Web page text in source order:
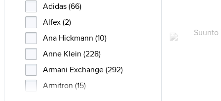
Adidas (66)
Alfex (2)
Ana Hickmann (10)
Anne Klein (228)
Armani Exchange (292)
Armitron (15)